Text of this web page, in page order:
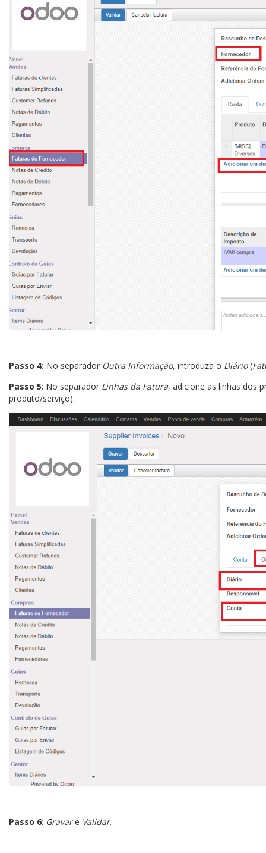
Passo 4: No separador Outra Informação, introduza o Diário(
Passo 5: No separador Linhas da Fatura, adicione as linhas dos
produto/serviço).
Passo 6: Gravare Validar.